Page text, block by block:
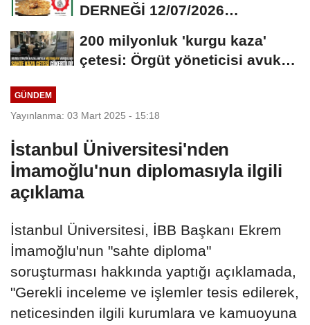
DERNEĞİ 12/07/2026
DAVETİNE...
200 milyonluk 'kurgu kaza'
çetesi: Örgüt yöneticisi avukat
GÜNDEM
Yayınlanma: 03 Mart 2025 - 15:18
İstanbul Üniversitesi'nden
İmamoğlu'nun diplomasıyla ilgili
açıklama
İstanbul Üniversitesi, İBB Başkanı Ekrem
İmamoğlu'nun "sahte diploma"
soruşturması hakkında yaptığı açıklamada,
"Gerekli inceleme ve işlemler tesis edilerek,
neticesinden ilgili kurumlara ve kamuoyuna